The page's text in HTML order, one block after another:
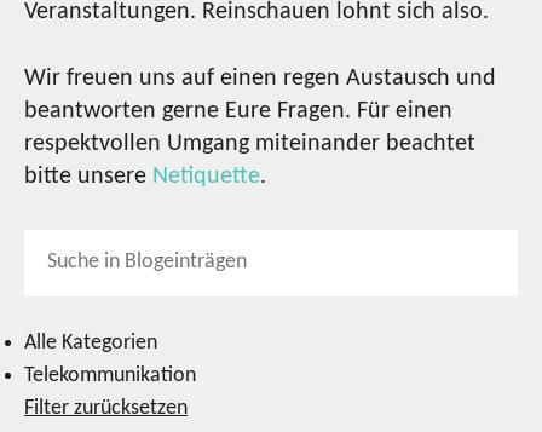
Veranstaltungen. Reinschauen lohnt sich also.
Wir freuen uns auf einen regen Austausch und
beantworten gerne Eure Fragen. Für einen
respektvollen Umgang miteinander beachtet
bitte unsere Netiquette.
Alle Kategorien
Telekommunikation
Filter zurücksetzen